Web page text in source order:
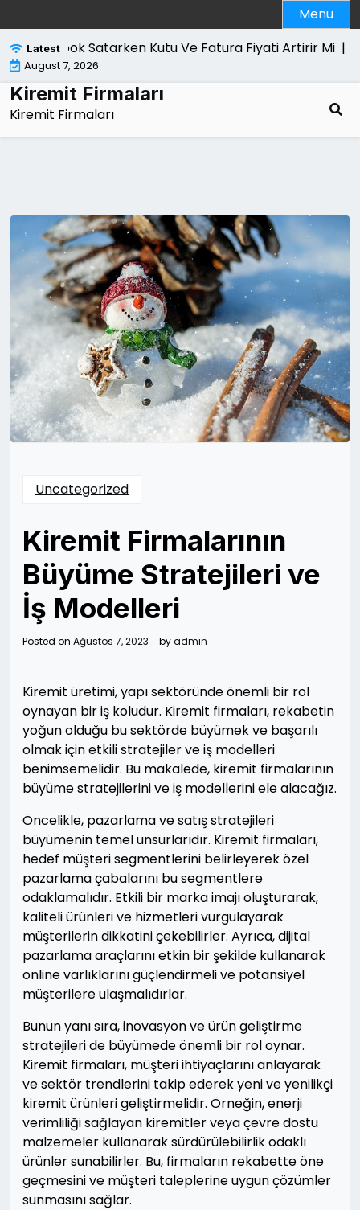
to
content
Menu
LatestSatarken Kutu Ve Fatura Fiyati Artirir Mi |Kanun
August 7, 2026
Kiremit Firmaları
Kiremit Firmaları
Uncategorized
Kiremit Firmalarının
Büyüme Stratejileri ve
İş Modelleri
Posted on Ağustos 7, 2023 byadmin
Kiremit üretimi, yapı sektöründe önemli bir rol
oynayan bir iş koludur. Kiremit firmaları, rekabetin
yoğun olduğu bu sektörde büyümek ve başarılı
olmak için etkili stratejiler ve iş modelleri
benimsemelidir. Bu makalede, kiremit firmalarının
büyüme stratejilerini ve iş modellerini ele alacağız.
Öncelikle, pazarlama ve satış stratejileri
büyümenin temel unsurlarıdır. Kiremit firmaları,
hedef müşteri segmentlerini belirleyerek özel
pazarlama çabalarını bu segmentlere
odaklamalıdır. Etkili bir marka imajı oluşturarak,
kaliteli ürünleri ve hizmetleri vurgulayarak
müşterilerin dikkatini çekebilirler. Ayrıca, dijital
pazarlama araçlarını etkin bir şekilde kullanarak
online varlıklarını güçlendirmeli ve potansiyel
müşterilere ulaşmalıdırlar.
Bunun yanı sıra, inovasyon ve ürün geliştirme
stratejileri de büyümede önemli bir rol oynar.
Kiremit firmaları, müşteri ihtiyaçlarını anlayarak
ve sektör trendlerini takip ederek yeni ve yenilikçi
kiremit ürünleri geliştirmelidir. Örneğin, enerji
verimliliği sağlayan kiremitler veya çevre dostu
malzemeler kullanarak sürdürülebilirlik odaklı
ürünler sunabilirler. Bu, firmaların rekabette öne
geçmesini ve müşteri taleplerine uygun çözümler
sunmasını sağlar.